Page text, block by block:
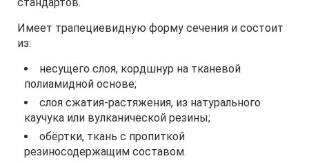
Имеет трапециевидную форму сечения и состоит
из:
несущего слоя, кордшнур на тканевой
полиамидной основе;
слоя сжатия-растяжения, из натурального
каучука или вулканической резины;
обёртки, ткань с пропиткой
резиносодержащим составом.